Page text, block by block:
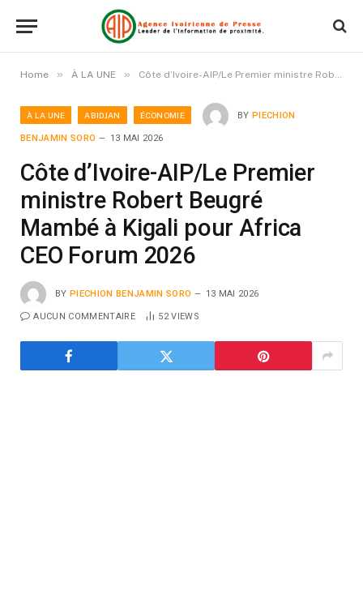
Home » À LA UNE » Côte d’Ivoire-AIP/Le Premier ministre Robert Beugré Mambé à Kigali pour Africa CEO Forum 2026
À LA UNE ABIDJAN ÉCONOMIE BY PIECHION
BENJAMIN SORO 13 MAI 2026
Côte d’Ivoire-AIP/Le Premier
ministre Robert Beugré
Mambé à Kigali pour Africa
CEO Forum 2026
BY PIECHION BENJAMIN SORO 13 MAI 2026
AUCUN COMMENTAIRE 52VIEWS